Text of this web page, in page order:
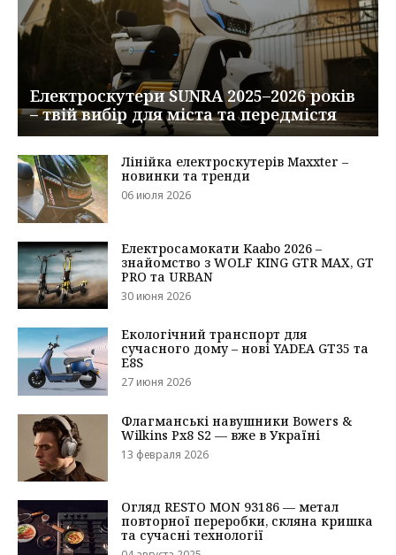
Електроскутери SUNRA 2025–2026 років
– твій вибір для міста та передмістя
Лінійка електроскутерів Maxxter –
новинки та тренди
06 июля 2026
Електросамокати Kaabo 2026 –
знайомство з WOLF KING GTR MAX, GT
PRO та URBAN
30 июня 2026
Екологічний транспорт для
сучасного дому – нові YADEA GT35 та
E8S
27 июня 2026
Флагманські навушники Bowers &
Wilkins Px8 S2 — вже в Україні
13 февраля 2026
Огляд RESTO MON 93186 — метал
повторної переробки, скляна кришка
та сучасні технології